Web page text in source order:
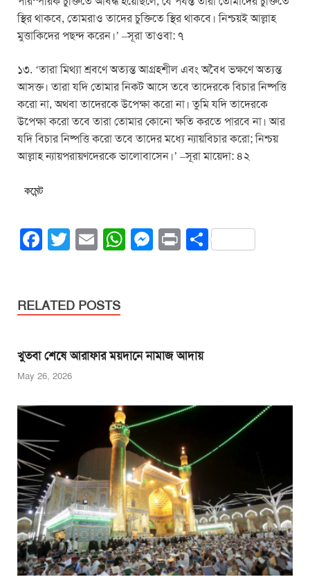
স্থির থাকবে, তোমরাও তাদের চুক্তিতে স্থির থাকবে। নিশ্চয়ই আল্লাহ
মুত্তাকিদের পছন্দ করেন।’ –সূরা তাওবা: ৭
১৩. ‘তারা মিথ্যা শ্রবণে অত্যন্ত আগ্রহশীল এবং অবৈধ ভক্ষণে অত্যন্ত
আসক্ত। তারা যদি তোমার নিকট আসে তবে তাদেরকে বিচার নিষ্পত্তি
করো না, অথবা তাদেরকে উপেক্ষা করো না। তুমি যদি তাদেরকে
উপেক্ষা করো তবে তারা তোমার কোনো ক্ষতি করতে পারবে না। আর
যদি বিচার নিষ্পত্তি করো তবে তাদের মধ্যে ন্যায়বিচার করো; নিশ্চয়
আল্লাহ ন্যায়পরায়ণদেরকে ভালোবাসেন।’ –সূরা মায়েদা: ৪২
কমেন্ট
F
e
o
o
T
er
E
W
p
M
g
Pr S
RELATED POSTS
খুতবা শেষে আরাফার ময়দানে নামাজ আদায়
May 26, 2026